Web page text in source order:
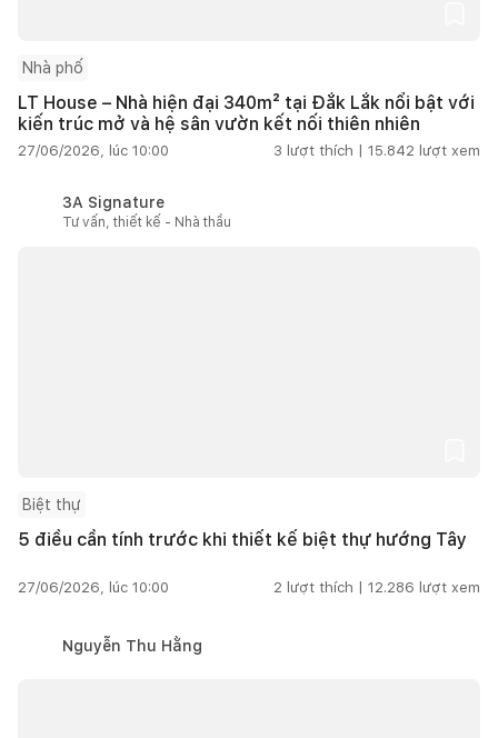
Nhà phố
LT House – Nhà hiện đại 340m² tại Đắk Lắk nổi bật với
kiến trúc mở và hệ sân vườn kết nối thiên nhiên
27/06/2026, lúc 10:00 3 lượt thích | 15.842 lượt xem
3A Signature
Tư vấn, thiết kế - Nhà thầu
Biệt thự
5 điều cần tính trước khi thiết kế biệt thự hướng Tây
27/06/2026, lúc 10:00 2 lượt thích | 12.286 lượt xem
Nguyễn Thu Hằng